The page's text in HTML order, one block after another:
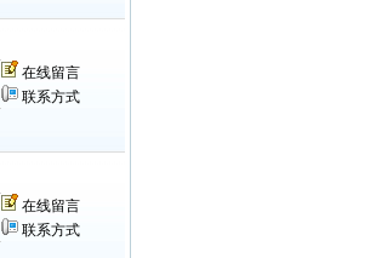
在线留言
联系方式
在线留言
联系方式